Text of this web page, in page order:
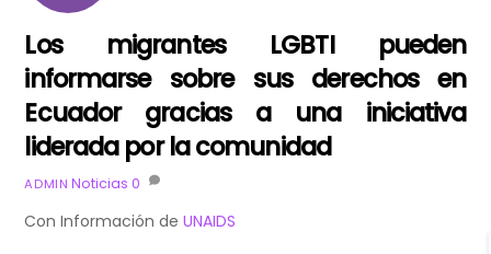
Los migrantes LGBTI pueden
informarse sobre sus derechos en
Ecuador gracias a una iniciativa
liderada por la comunidad
ADMIN Noticias 0
Con Información deUNAIDS